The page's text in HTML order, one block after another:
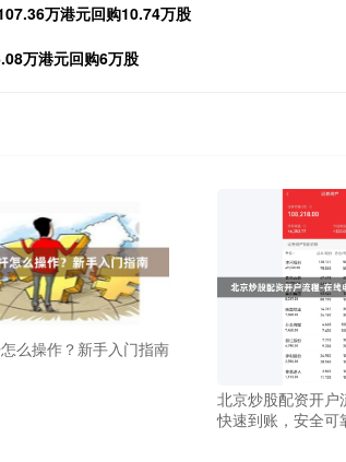
万港元回购10.74万股
万港元回购6万股
么操作？新手入门指南
北京炒股配资开户
快速到账，安全可